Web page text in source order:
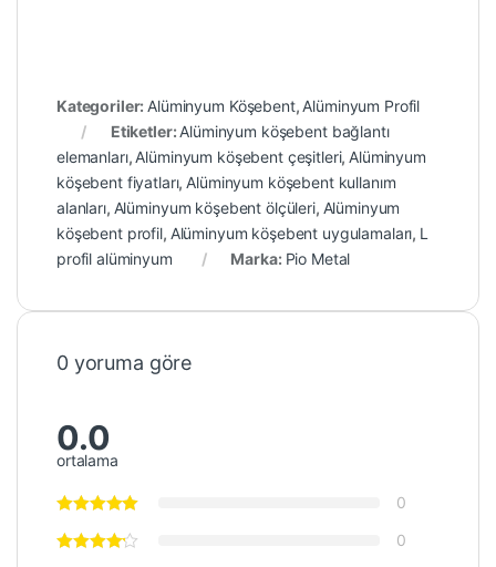
Kategoriler: Alüminyum Köşebent, Alüminyum Profil
Etiketler: Alüminyum köşebent bağlantı
elemanları, Alüminyum köşebent çeşitleri, Alüminyum
köşebent fiyatları, Alüminyum köşebent kullanım
alanları, Alüminyum köşebent ölçüleri, Alüminyum
köşebent profil, Alüminyum köşebent uygulamaları, L
profil alüminyum
Marka: Pio Metal
0 yoruma göre
0.0
ortalama
0
0